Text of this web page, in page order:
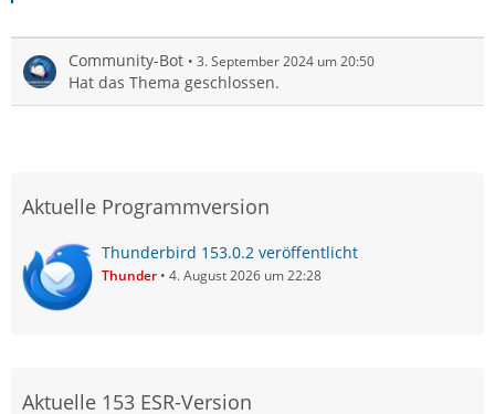
Community-Bot 3. September 2024 um 20:50
Hat das Thema geschlossen.
Aktuelle Programmversion
Thunderbird 153.0.2 veröffentlicht
Thunder 4. August 2026 um 22:28
Aktuelle 153 ESR-Version